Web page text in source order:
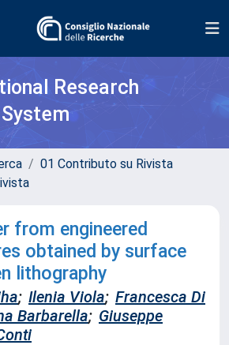
Research
01 Contributo su Rivista
from engineered
obtained by surface
lithography
; Ilenia Viola; Francesca Di
Barbarella; Giuseppe